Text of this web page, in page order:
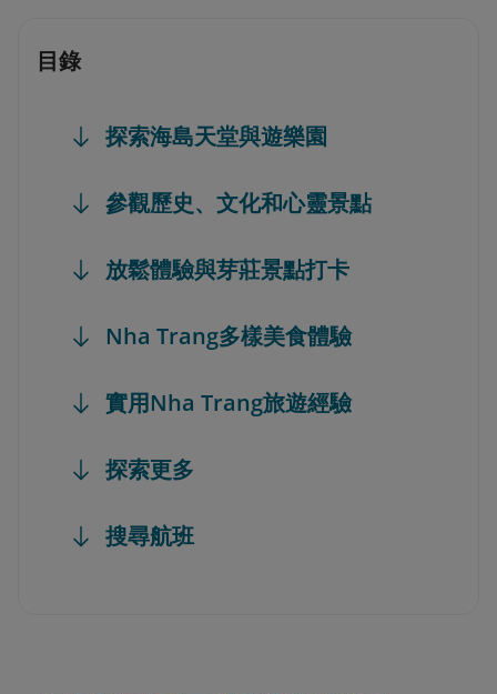
目錄
探索海島天堂與遊樂園
參觀歷史、文化和心靈景點
放鬆體驗與芽莊景點打卡
Nha Trang多樣美食體驗
實用Nha Trang旅遊經驗
探索更多
搜尋航班